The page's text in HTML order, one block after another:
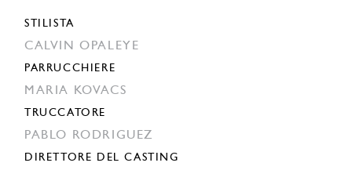
STILISTA
CALVIN OPALEYE
PARRUCCHIERE
MARIA KOVACS
TRUCCATORE
PABLO RODRIGUEZ
DIRETTORE DEL CASTING